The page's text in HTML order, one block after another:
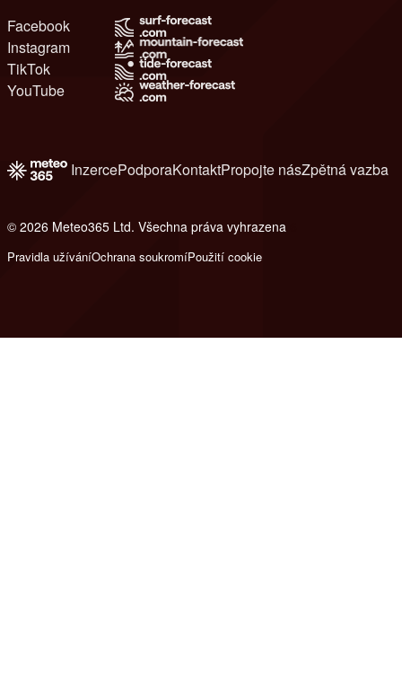
Facebook
Instagram
TikTok
YouTube
InzercePodporaKontaktPropojte násZpětná vazba
© 2026 Meteo365 Ltd. Všechna práva vyhrazena
Pravidla užíváníOchrana soukromíPoužití cookie